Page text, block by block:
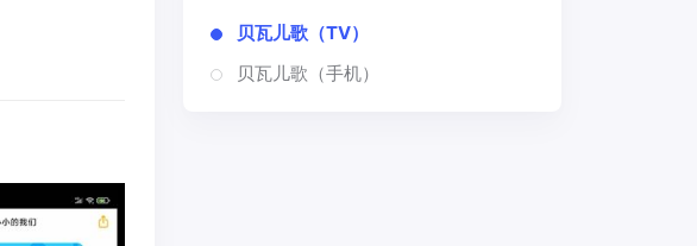
贝瓦儿歌（TV）
贝瓦儿歌（手机）